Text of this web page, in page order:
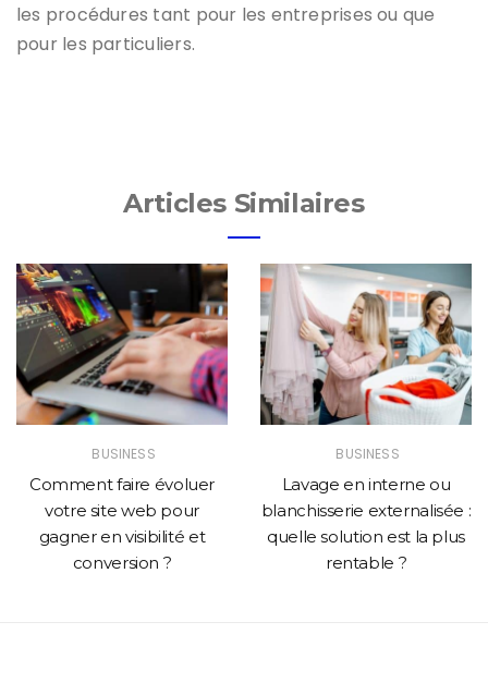
les procédures tant pour les entreprises ou que
pour les particuliers.
Articles Similaires
BUSINESS
Comment faire évoluer
votre site web pour
gagner en visibilité et
conversion ?
BUSINESS
Lavage en interne ou
blanchisserie externalisée :
quelle solution est la plus
rentable ?